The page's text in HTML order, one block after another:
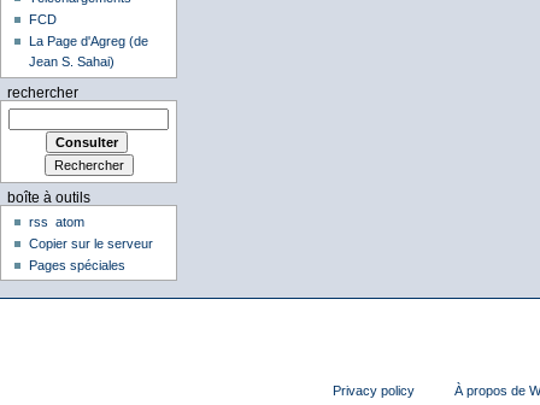
FCD
La Page d'Agreg (de
Jean S. Sahai)
rechercher
boîte à outils
rss
atom
Copier sur le serveur
Pages spéciales
Privacy policy À propos de